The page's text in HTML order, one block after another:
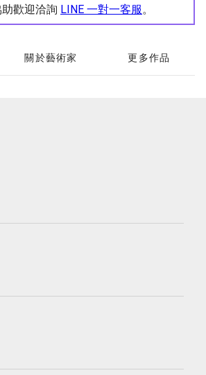
歡迎洽詢 LINE 一對一客服。
關於藝術家 更多作品